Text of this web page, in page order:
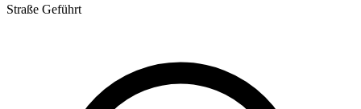
Straße Geführt